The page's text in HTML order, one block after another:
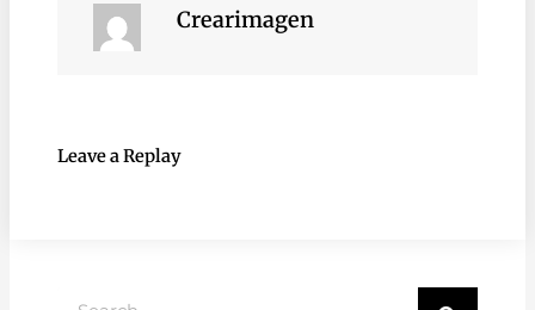
Crearimagen
Leave a Replay